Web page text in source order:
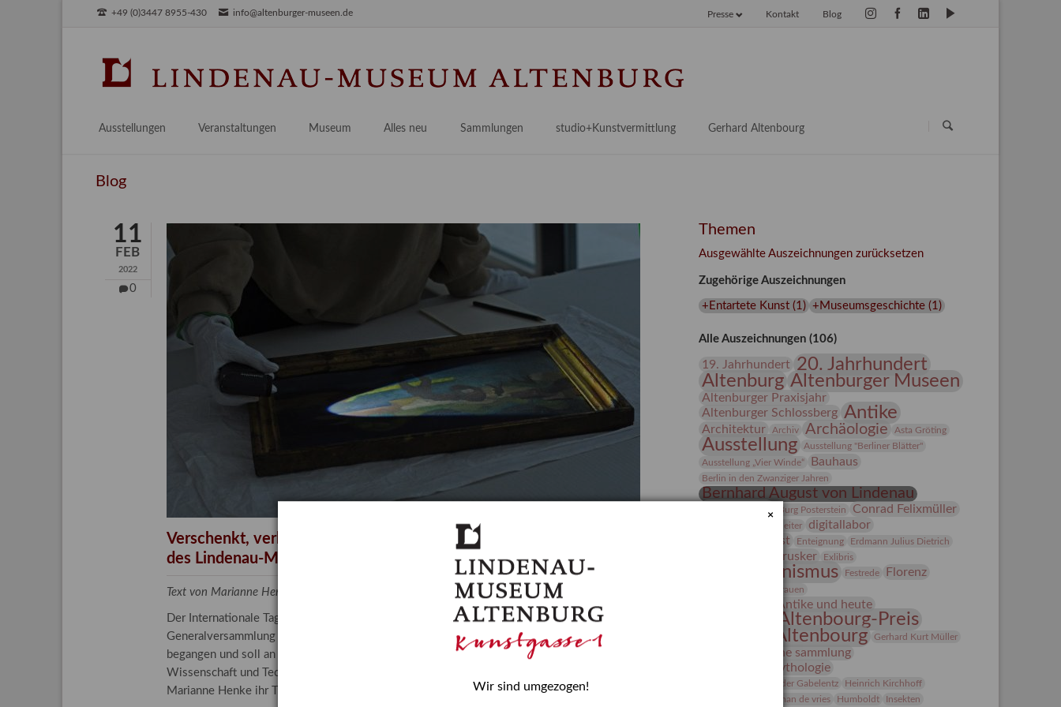
+49 (0)3447 8955-430 info@altenburger-museen.de Blog
Kontakt
Presse
Ausstellungen
Aktuell
Veranstaltungen Museum
Praktikum / Praxisprojekt
Bestandskataloge & Editionen
Gesamtverzeichnis
Kalender
Alles neu
Provenienzforschung
Kulturelle Vermittlung
Länderübergreifende kulturtouristische Ziele
Sammlungen
Malerei 17.–19. Jh.
Deutsche Malerei 20./21. Jh.
Grafische Sammlung
Kunstbibliothek
Restaurierung
Forschung
studio+Kunstvermittlung
Angebote für Erwachsene
Angebote für Kitas
Gerhard Altenbourg
Blog
11
FEB
2022
0
Verschenkt, verkauft, vergessen? – Kunstdetektivinnen im Dienste
des Lindenau-Museums
Text von Marianne Henke, Provenienzforscherin am Lindenau-Museum Altenburg
Der Internationale Tag der Frauen und Mädchen in der Wissenschaft wurde 2015 in der
Generalversammlung der Vereinten Nationen beschlossen. Er wird jährlich am 11. Februar
begangen und soll an die entscheidende Rolle erinnern, die Mädchen und Frauen in
Wissenschaft und Technologie spielen. In ihrem Blogbeitrag stellt Provenienzforscherin
Marianne Henke ihr Tätigkeitsfeld vor.
Themen
Ausgewählte Auszeichnungen zurücksetzen
Zugehörige Auszeichnungen
+Entartete Kunst(1 ) +Museumsgeschichte(1 )
Alle Auszeichnungen (106)
19. Jahrhundert 20. Jahrhundert
Altenburg Altenburger Museen
Altenburger Praxisjahr
Altenburger Schlossberg Antike
Architektur Archiv Archäologie Asta Gröting
Ausstellung
Ausstellung "Berliner Blätter"
Ausstellung „Vier Winde“
Bauhaus
Berlin in den Zwanziger Jahren
Bernhard August von Lindenau
Bibliothek
Burg Posterstein Conrad Felixmüller
Der Blaue Reiter
digitallabor
Entartete Kunst
Enteignung
Erdmann Julius Dietrich
estrusker Exlibris
Expressionismus Festrede Florenz
frauen
Frauen in der Antike und heute
Gerhard-Altenbourg-Preis
Gerhard Altenbourg
Gerhard Kurt Müller
grafische sammlung
griechische Mythologie
Hanns-Conon von der Gabelentz Heinrich Kirchhoff
herman de vries Humboldt
Insekten
×
Wir sind umgezogen!